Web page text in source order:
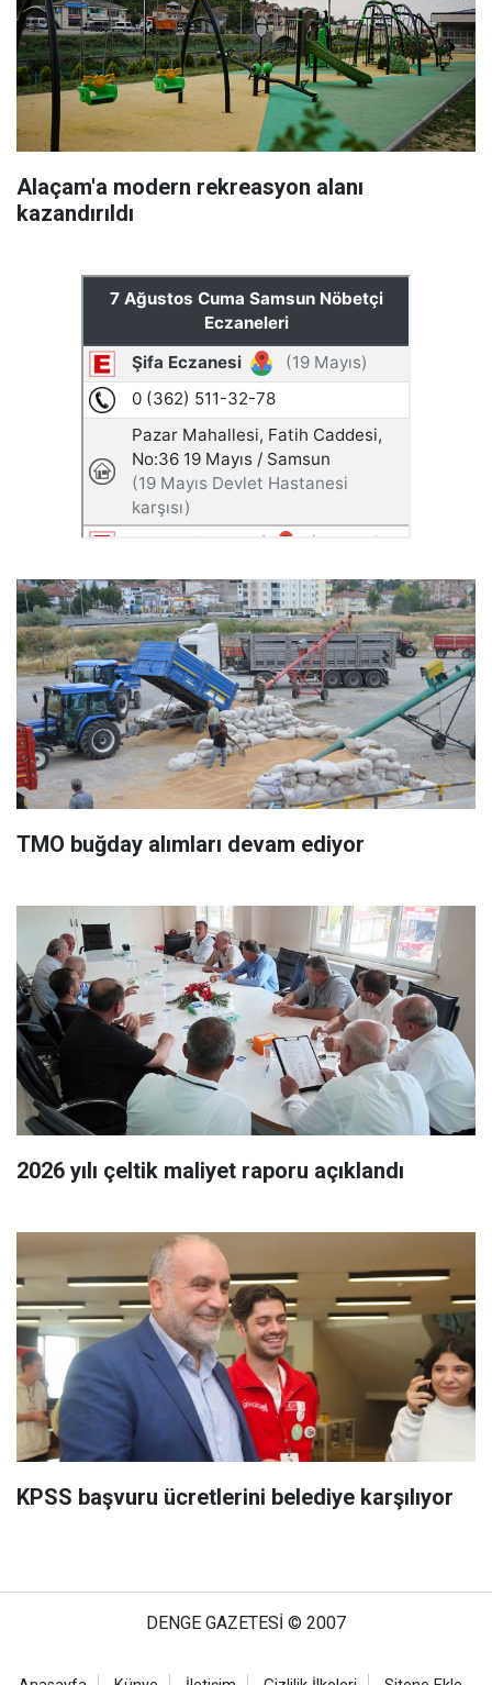
Alaçam'a modern rekreasyon alanı
kazandırıldı
TMO buğday alımları devam ediyor
2026 yılı çeltik maliyet raporu açıklandı
KPSS başvuru ücretlerini belediye karşılıyor
DENGE GAZETESİ © 2007